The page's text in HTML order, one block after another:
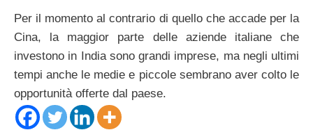
Per il momento al contrario di quello che accade per la
Cina, la maggior parte delle aziende italiane che
investono in India sono grandi imprese, ma negli ultimi
tempi anche le medie e piccole sembrano aver colto le
opportunità offerte dal paese.